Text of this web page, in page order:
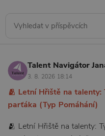
Talent Navigátor
3. 8. 2026 18:14
🫂 Letní Hřiště na
parťáka (Typ Pomáhání)
🫂 Letní Hřiště na talenty: